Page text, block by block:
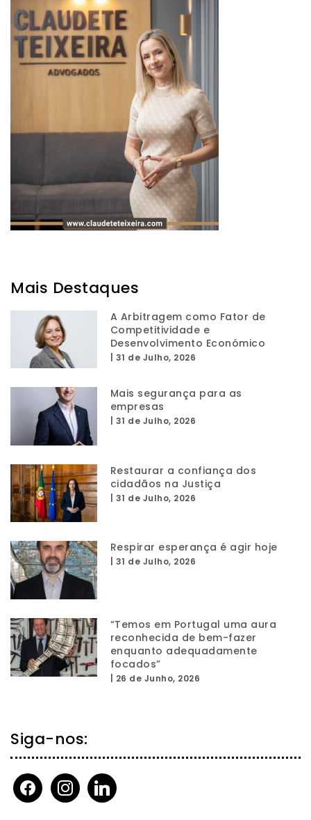
Mais Destaques
A Arbitragem como Fator de
Competitividade e
Desenvolvimento Económico
31 de Julho, 2026
Mais segurança para as
empresas
31 de Julho, 2026
Restaurar a confiança dos
cidadãos na Justiça
31 de Julho, 2026
Respirar esperança é agir hoje
31 de Julho, 2026
“Temos em Portugal uma aura
reconhecida de bem-fazer
enquanto adequadamente
focados”
26 de Junho, 2026
Siga-nos:
facebookinstagramlinkedin